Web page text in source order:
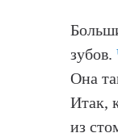
зубов.
Она
Итак,
из